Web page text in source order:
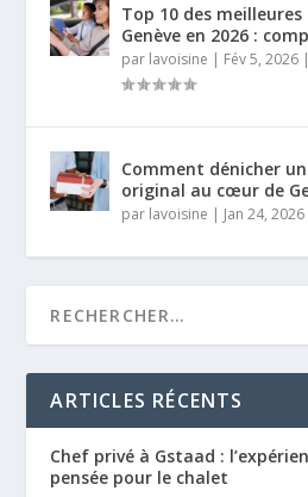
Top 10 des
Genève en 2026 :
par lavoisine | Fév 5, 2026 |
Comment dénicher
original au cœur de
par lavoisine | Jan 24, 2026
ARTICLES RÉCENTS
Chef privé à Gstaad :
pensée pour le chalet